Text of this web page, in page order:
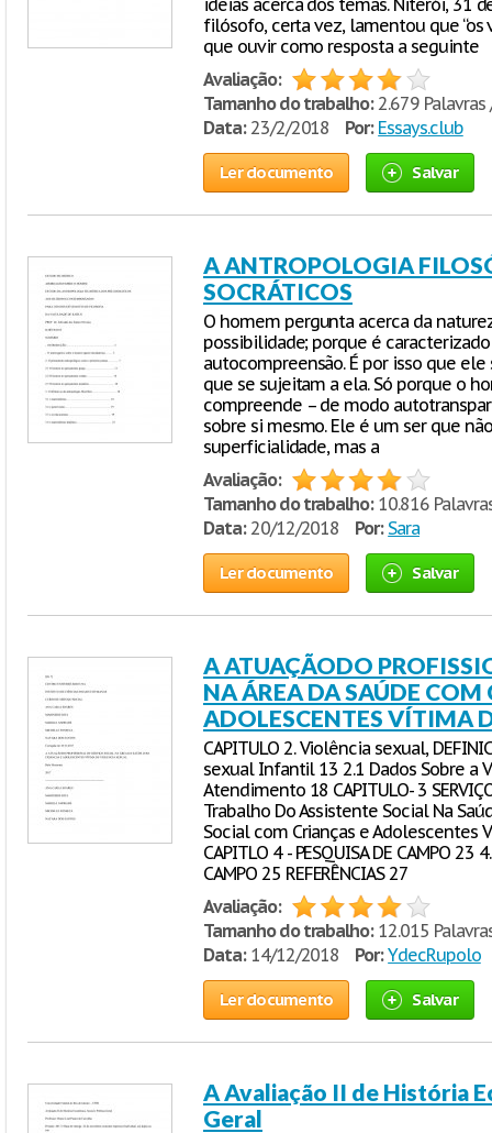
ideias acerca dos temas. Niterói, 31
filósofo, certa vez, lamentou que
que ouvir como resposta a seguinte
Avaliação:
Tamanho do trabalho:2.679 Palavras
Data:23/2/2018 Por: Essays.club
Ler documento Salvar
A ANTROPOLOGIA
SOCRÁTICOS
O homem pergunta acerca da
possibilidade; porque é
autocompreensão. É por isso que
que se sujeitam a ela. Só porque o
compreende – de modo
sobre si mesmo. Ele é um ser que
superficialidade, mas a
Avaliação:
Tamanho do trabalho:10.816
Data:20/12/2018 Por:Sara
Ler documento Salvar
A ATUAÇÃODO
NA ÁREA DA SAÚDE COM
ADOLESCENTES VÍTIMA
CAPITULO 2. Violência sexual,
sexual Infantil 13 2.1 Dados Sobre a
Atendimento 18 CAPITULO- 3
Trabalho Do Assistente Social Na
Social com Crianças e Adolescentes
CAPITLO 4 - PESQUISA DE CAMPO
CAMPO 25 REFERÊNCIAS 27
Avaliação:
Tamanho do trabalho:12.015
Data:14/12/2018 Por:YdecRupolo
Ler documento Salvar
A Avaliação II de História
Geral